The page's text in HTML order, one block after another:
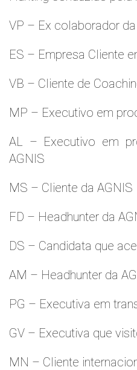
VP – Ex colaborador
ES – Empresa Cliente
VB – Cliente de
MP – Executivo em
AL – Executivo em
AGNIS
MS – Cliente da AGNIS
FD – Headhunter da
DS – Candidata que
AM – Headhunter da
PG – Executiva em
GV – Executiva que
MN – Cliente